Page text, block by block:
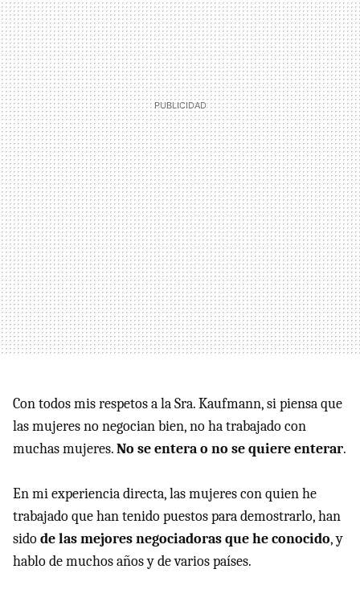
Con todos mis respetos a la Sra. Kaufmann, si piensa que
las mujeres no negocian bien, no ha trabajado con
muchas mujeres.No se entera o no se quiere enterar.
En mi experiencia directa, las mujeres con quien he
trabajado que han tenido puestos para demostrarlo, han
sidode las mejores negociadoras que he conocido, y
hablo de muchos años y de varios países.